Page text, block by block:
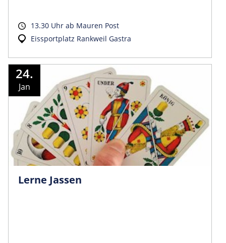
13.30 Uhr ab Mauren Post
Eissportplatz Rankweil Gastra
24.
Jan
Lerne Jassen